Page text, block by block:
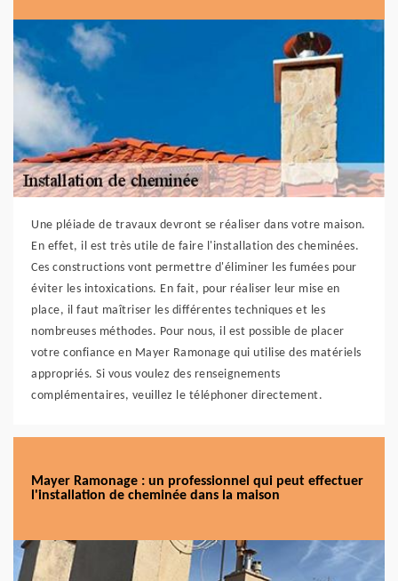
Une pléiade de travaux devront se réaliser dans votre maison.
En effet, il est très utile de faire l'installation des cheminées.
Ces constructions vont permettre d'éliminer les fumées pour
éviter les intoxications. En fait, pour réaliser leur mise en
place, il faut maîtriser les différentes techniques et les
nombreuses méthodes. Pour nous, il est possible de placer
votre confiance en Mayer Ramonage qui utilise des matériels
appropriés. Si vous voulez des renseignements
complémentaires, veuillez le téléphoner directement.
Mayer Ramonage : un professionnel qui peut effectuer
l'installation de cheminée dans la maison